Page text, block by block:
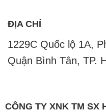
ĐỊA CHỈ
1229C Quốc lộ 1A,
Quận Bình Tân, TP.
CÔNG TY XNK TM SX